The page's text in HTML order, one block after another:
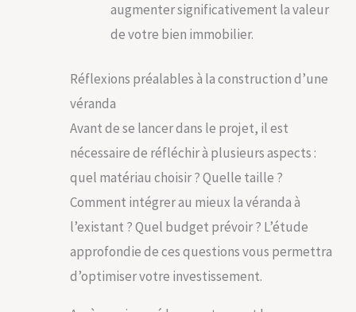
augmenter significativement la valeur
de votre bien immobilier.
Réflexions préalables à la construction d’une
véranda
Avant de se lancer dans le projet, il est
nécessaire de réfléchir à plusieurs aspects :
quel matériau choisir ? Quelle taille ?
Comment intégrer au mieux la véranda à
l’existant ? Quel budget prévoir ? L’étude
approfondie de ces questions vous permettra
d’optimiser votre investissement.